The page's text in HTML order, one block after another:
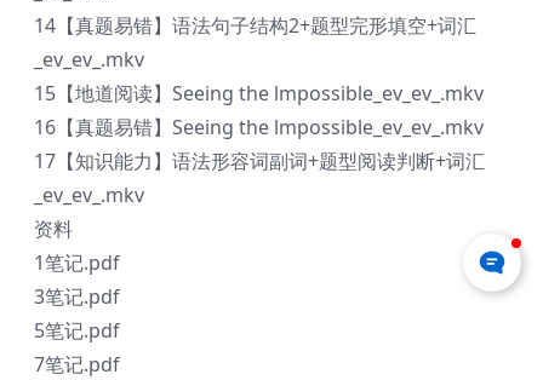
14【真题易错】语法句子结构2+题型完形填空+词汇
_ev_ev_.mkv
15【地道阅读】Seeing the lmpossible_ev_ev_.mkv
16【真题易错】Seeing the lmpossible_ev_ev_.mkv
17【知识能力】语法形容词副词+题型阅读判断+词汇
_ev_ev_.mkv
资料
1笔记.pdf
3笔记.pdf
5笔记.pdf
7笔记.pdf